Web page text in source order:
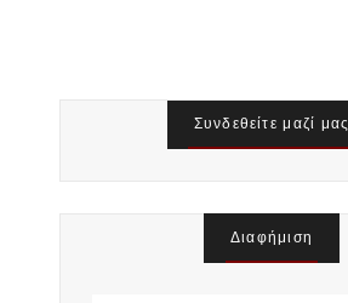
Συνδεθείτε μαζί μας
Διαφήμιση